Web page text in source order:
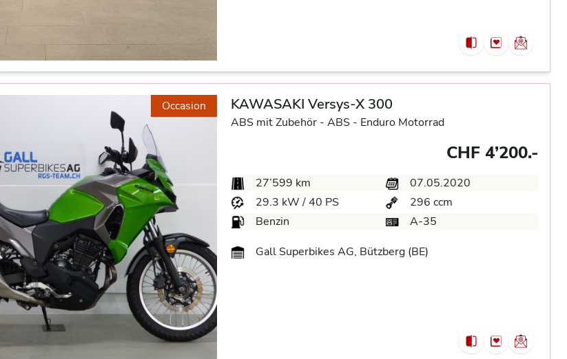
Occasion KAWASAKI Versys-X 300
ABS mit Zubehör - ABS - Enduro Motorrad
CHF 4’200.-
27’599 km
07.05.2020
29.3 kW / 40 PS
296 ccm
Benzin
A-35
Gall Superbikes AG, Bützberg (BE)